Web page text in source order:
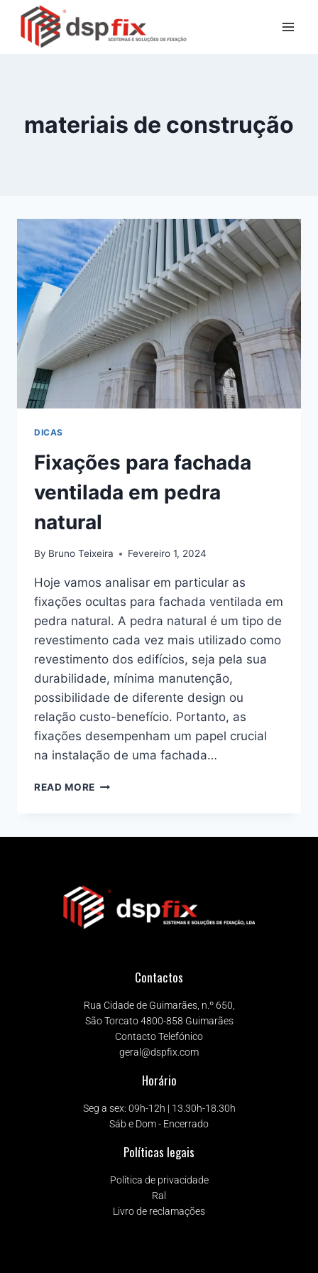
materiais de construção
DICAS
Fixações para fachada
ventilada em pedra
natural
By Bruno Teixeira Fevereiro 1, 2024
Hoje vamos analisar em particular as
fixações ocultas para fachada ventilada em
pedra natural. A pedra natural é um tipo de
revestimento cada vez mais utilizado como
revestimento dos edifícios, seja pela sua
durabilidade, mínima manutenção,
possibilidade de diferente design ou
relação custo-benefício. Portanto, as
fixações desempenham um papel crucial
na instalação de uma fachada…
READ MORE
Contactos
Rua Cidade de Guimarães, n.º 650,
São Torcato 4800-858 Guimarães
Contacto Telefónico
geral@dspfix.com
Horário
Seg a sex: 09h-12h | 13.30h-18.30h
Sáb e Dom - Encerrado
Políticas legais
Política de privacidade
Ral
Livro de reclamações